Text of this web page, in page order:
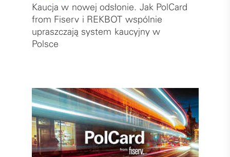
Kaucja w nowej odsłonie. Jak PolCard
from Fiserv i REKBOT wspólnie
upraszczają system kaucyjny w
Polsce